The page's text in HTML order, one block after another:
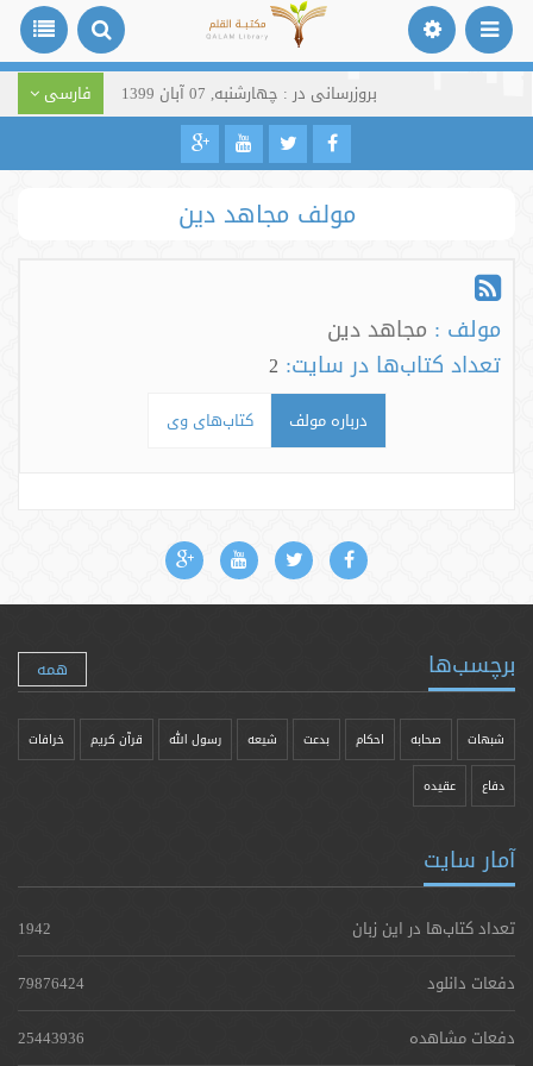
بروزرسانی در : چهارشنبه, 07 آبان 1399 فارسی
مولف مجاهد دین
مولف : مجاهد دین
تعداد کتاب‌ها در سایت: 2
درباره مولف کتاب‌های وی
برچسب‌ها همه
شبهات صحابه احکام بدعت شیعه رسول الله قرآن کریم خرافات
دفاع عقیده
آمار سایت
تعداد کتاب‌ها در این زبان
1942
دفعات دانلود
79876424
دفعات مشاهده
25443936